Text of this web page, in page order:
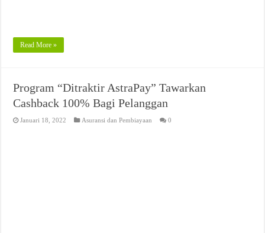
Read More »
Program “Ditraktir AstraPay” Tawarkan
Cashback 100% Bagi Pelanggan
Januari 18, 2022 Asuransi dan Pembiayaan 0